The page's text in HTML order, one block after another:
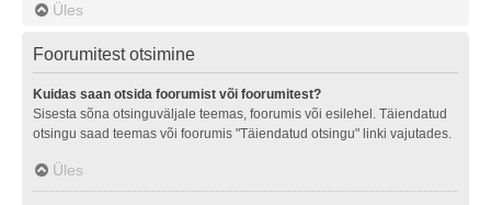
Üles
Foorumitest otsimine
Kuidas saan otsida foorumist või foorumitest?
Sisesta sõna otsinguväljale teemas, foorumis või esilehel. Täiendatud
otsingu saad teemas või foorumis "Täiendatud otsingu" linki vajutades.
Üles